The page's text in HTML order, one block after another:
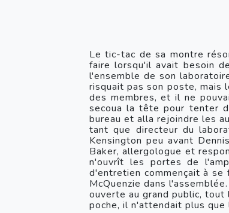
Le tic-tac de sa montre
faire lorsqu'il avait besoin
l'ensemble de son
risquait pas son poste, mais
des membres, et il ne
secoua la tête pour tenter
bureau et alla rejoindre les
tant que directeur du
Kensington peu avant
Baker, allergologue et
n'ouvrît les portes de
d'entretien commençait à se
McQuenzie dans
ouverte au grand public, tout
poche, il n'attendait plus